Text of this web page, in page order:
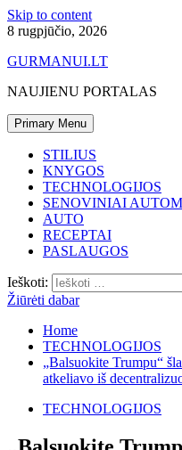
Skip to content
8 rugpjūčio, 2026
GURMANUI.LT
NAUJIENU PORTALAS
Primary Menu
STILIUS
KNYGOS
TECHNOLOGIJOS
SENOVINIAI
AUTO
RECEPTAI
PASLAUGOS
Ieškoti:
Žiūrėti dabar
Home
TECHNOLOGIJOS
„Balsuokite Trumpu“
atkeliavo iš
TECHNOLOGIJOS